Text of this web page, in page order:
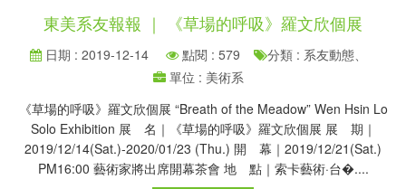
東美系友報報 ｜ 《草場的呼吸》羅文欣個展
日期 : 2019-12-14 點閱 : 579
分類 : 系友動態、
單位 : 美術系
《草場的呼吸》羅文欣個展 “Breath of the Meadow” Wen Hsin Lo
Solo Exhibition 展 名｜《草場的呼吸》羅文欣個展 展 期｜
2019/12/14(Sat.)-2020/01/23 (Thu.) 開 幕｜2019/12/21(Sat.)
PM16:00 藝術家將出席開幕茶會 地 點｜索卡藝術·台�....